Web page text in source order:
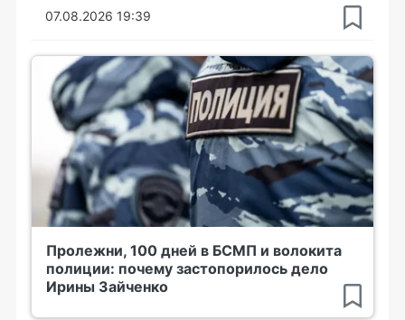
07.08.2026 19:39
Пролежни, 100 дней в БСМП и волокита
полиции: почему застопорилось дело
Ирины Зайченко